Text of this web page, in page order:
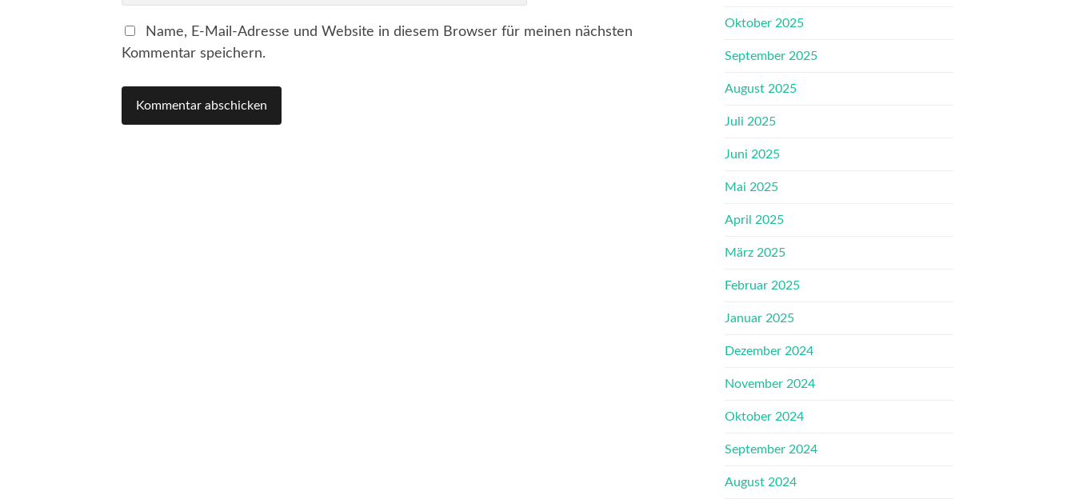
Name, E-Mail-Adresse und Website in diesem Browser für meinen nächsten
Kommentar speichern.
Oktober 2025
September 2025
August 2025
Juli 2025
Juni 2025
Mai 2025
April 2025
März 2025
Februar 2025
Januar 2025
Dezember 2024
November 2024
Oktober 2024
September 2024
August 2024